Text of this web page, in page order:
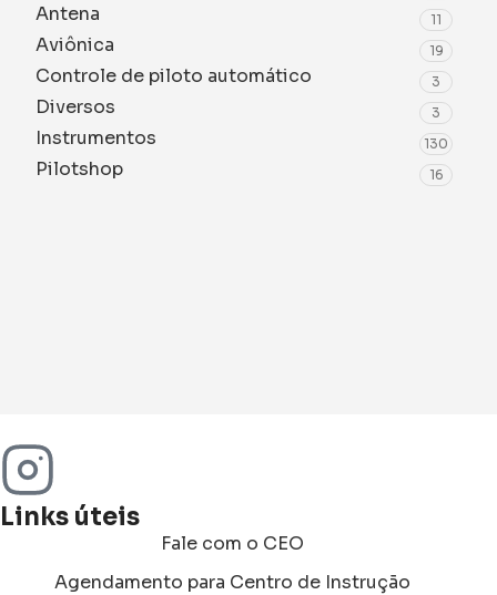
Antena 11
Aviônica 19
Controle de piloto automático 3
Diversos 3
Instrumentos 130
Pilotshop 16
Links úteis
Fale com o CEO
Agendamento para Centro de Instrução